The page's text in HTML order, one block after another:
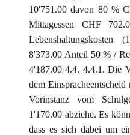
10'751.00 davon 80 %
Mittagessen CHF
8'373.00 Anteil 50 % /
4'187.00 4.4. 4.4.1. Die
dem
Vorinstanz vom
1'170.00 abziehe. Es
dass es sich dabei um